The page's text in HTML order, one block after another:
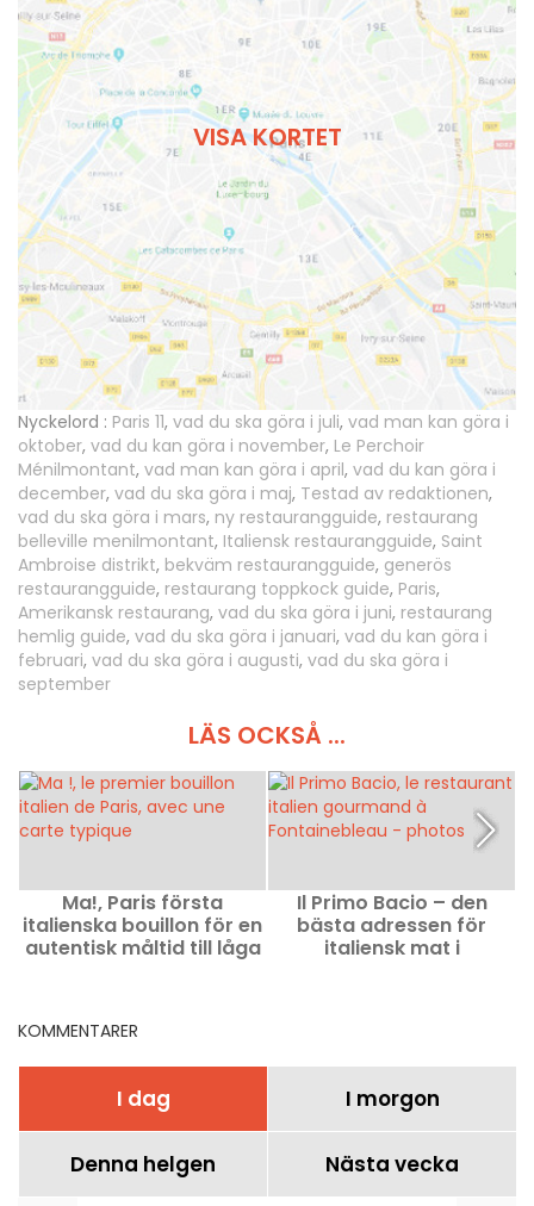
VISA KORTET
Nyckelord : Paris 11, vad du ska göra i juli, vad man kan göra i
oktober, vad du kan göra i november, Le Perchoir
Ménilmontant, vad man kan göra i april, vad du kan göra i
december, vad du ska göra i maj, Testad av redaktionen,
vad du ska göra i mars, ny restaurangguide, restaurang
belleville menilmontant, Italiensk restaurangguide, Saint
Ambroise distrikt, bekväm restaurangguide, generös
restaurangguide, restaurang toppkock guide, Paris,
Amerikansk restaurang, vad du ska göra i juni, restaurang
hemlig guide, vad du ska göra i januari, vad du kan göra i
februari, vad du ska göra i augusti, vad du ska göra i
september
LÄS OCKSÅ ...
Ma!, Paris första
italienska bouillon för en
autentisk måltid till låga
Il Primo Bacio – den
bästa adressen för
italiensk mat i
KOMMENTARER
I dag I morgon
Denna helgen Nästa vecka